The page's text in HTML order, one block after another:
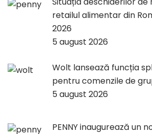
retailul alimentar din
2026
5 august 2026
Wolt lansează funcția
pentru comenzile de
5 august 2026
PENNY inaugurează un